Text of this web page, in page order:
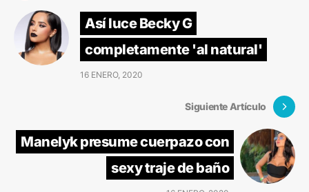
Así luce Becky G
completamente 'al natural'
16 ENERO, 2020
Siguiente Artículo
Manelyk presume cuerpazo con
sexy traje de baño